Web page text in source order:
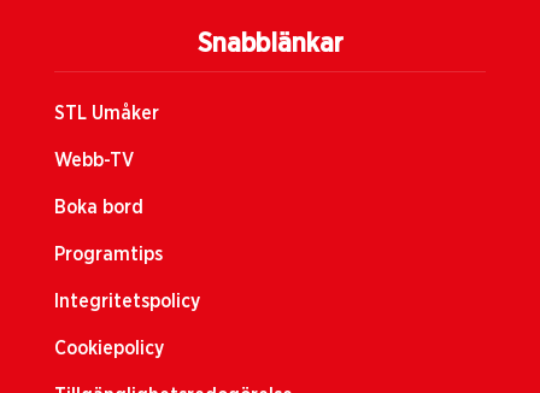
Snabblänkar
STL Umåker
Webb-TV
Boka bord
Programtips
Integritetspolicy
Cookiepolicy